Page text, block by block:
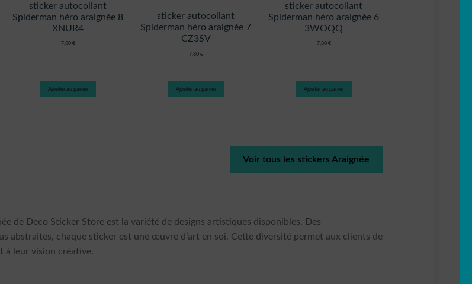
sticker autocollant
Spiderman héro araignée 8
XNUR4
7,80 €
Ajouter au panier
sticker autocollant
Spiderman héro araignée 7
CZ3SV
7,80 €
Ajouter au panier
sticker autocollant
Spiderman héro araignée 6
3WOQQ
7,80 €
Ajouter au panier
Voir tous les stickers Araignée
de Deco Sticker Store est la variété de designs artistiques disponibles. Des
abstraites, chaque sticker est une œuvre d’art en soi. Cette diversité permet aux clients de
à leur vision créative.